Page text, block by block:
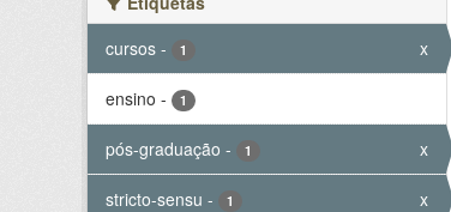
cursos - 1 x
ensino - 1
pós-graduação - 1 x
stricto-sensu - 1 x